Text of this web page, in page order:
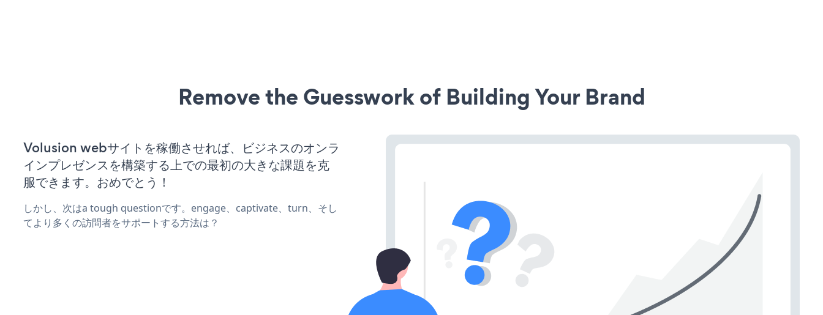
Remove the Guesswork of Building Your Brand
Volusion webサイトを稼働させれば、ビジネスのオンラ
インプレゼンスを構築する上での最初の大きな課題を克
服できます。おめでとう！
しかし、次はa tough questionです。engage、captivate、turn、そし
てより多くの訪問者をサポートする方法は？